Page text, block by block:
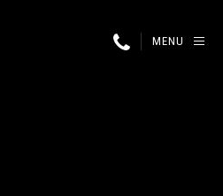
MENU